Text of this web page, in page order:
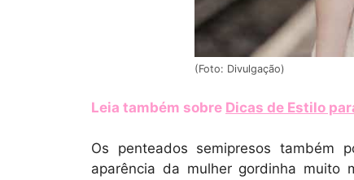
(Foto: Divulgação)
Leia também sobre Dicas de Estilo
Os penteados semipresos também
aparência da mulher gordinha muito